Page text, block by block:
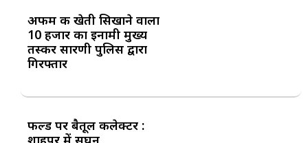
अफीम की खेती सिखाने वाला
10 हजार का इनामी मुख्य
तस्कर सारणी पुलिस द्वारा
गिरफ्तार
फील्ड पर बैतूल कलेक्टर :
शाहपुर में सघन